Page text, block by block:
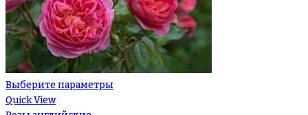
Выберите параметры
Quick View